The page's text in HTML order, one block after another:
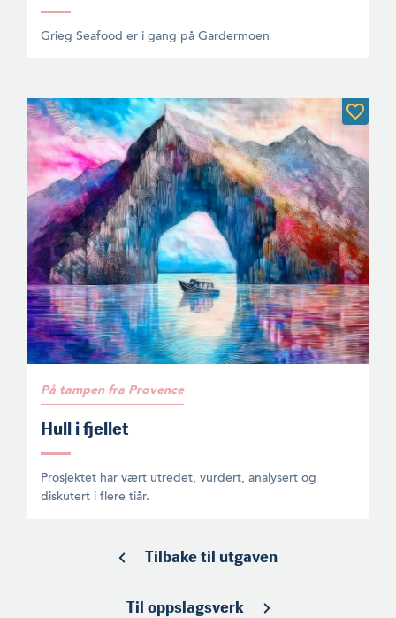
Grieg Seafood er i gang på Gardermoen
På tampen fra Provence
Hull i fjellet
Prosjektet har vært utredet, vurdert, analysert og
diskutert i flere tiår.
Tilbake til utgaven
Til oppslagsverk